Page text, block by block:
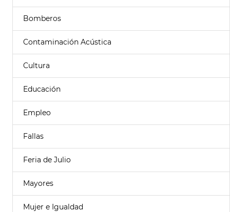
Bomberos
Contaminación Acústica
Cultura
Educación
Empleo
Fallas
Feria de Julio
Mayores
Mujer e Igualdad